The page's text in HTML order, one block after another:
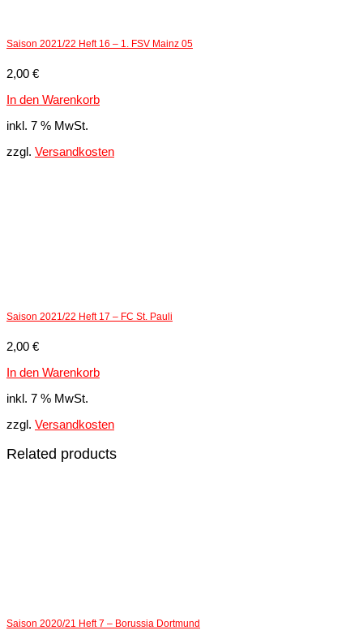
Saison 2021/22 Heft 16 – 1. FSV Mainz 05
2,00 €
In den Warenkorb
inkl. 7 % MwSt.
zzgl. Versandkosten
Saison 2021/22 Heft 17 – FC St. Pauli
2,00 €
In den Warenkorb
inkl. 7 % MwSt.
zzgl. Versandkosten
Related products
Saison 2020/21 Heft 7 – Borussia Dortmund